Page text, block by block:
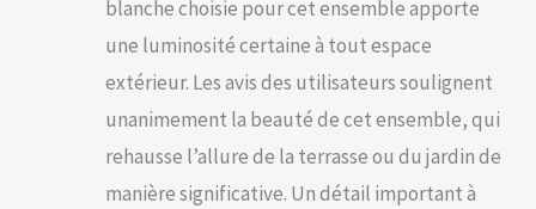
métal sont fabriqués
à partir d'fonte
d'aluminium au sable
de qualité supérieure
avec une finition à
revêtement en
poudre très durable
et facile à nettoyer.
blanche choisie pour cet ensemble apporte
une luminosité certaine à tout espace
extérieur. Les avis des utilisateurs soulignent
unanimement la beauté de cet ensemble, qui
rehausse l’allure de la terrasse ou du jardin de
manière significative. Un détail important à